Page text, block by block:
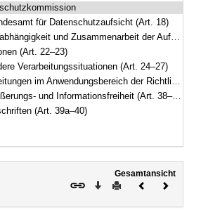
für Datenschutzaufsicht (Art. 18)
und Zusammenarbeit der Aufsichtsbehörden (Art. 19–21)
(Art. 22–23)
Verarbeitungssituationen (Art. 24–27)
Anwendungsbereich der Richtlinie (EU) 2016/680 (Art. 28–37)
und Informationsfreiheit (Art. 38–39)
(Art. 39a–40)
Gesamtansicht
Download
DruckenVorheriges